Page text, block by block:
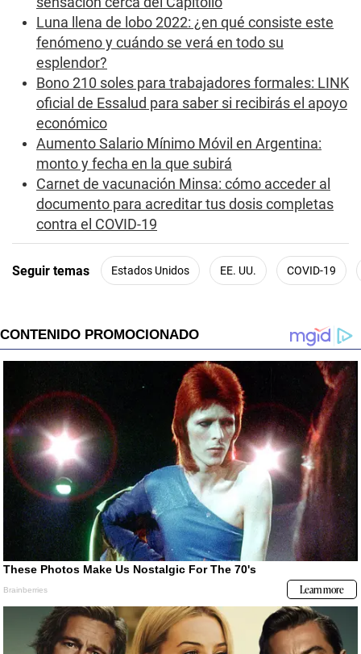
Luna llena de lobo 2022: ¿en qué consiste este
fenómeno y cuándo se verá en todo su
esplendor?
Bono 210 soles para trabajadores formales: LINK
oficial de Essalud para saber si recibirás el apoyo
económico
Aumento Salario Mínimo Móvil en Argentina:
monto y fecha en la que subirá
Carnet de vacunación Minsa: cómo acceder al
documento para acreditar tus dosis completas
contra el COVID-19
Seguir temas Estados Unidos EE. UU. COVID-19